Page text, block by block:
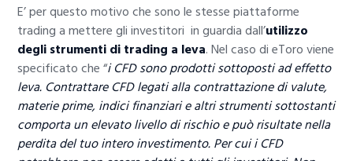
E’ per questo motivo che sono le stesse piattaforme
trading a mettere gli investitori in guardia dall’utilizzo
degli strumenti di trading a leva. Nel caso di eToro viene
specificato che “i CFD sono prodotti sottoposti ad effetto
leva. Contrattare CFD legati alla contrattazione di valute,
materie prime, indici finanziari e altri strumenti sottostanti
comporta un elevato livello di rischio e può risultate nella
perdita del tuo intero investimento. Per cui i CFD